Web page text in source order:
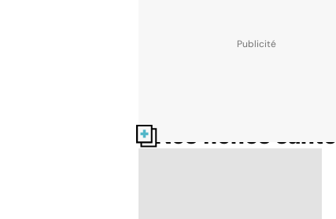
Nos fiches santé